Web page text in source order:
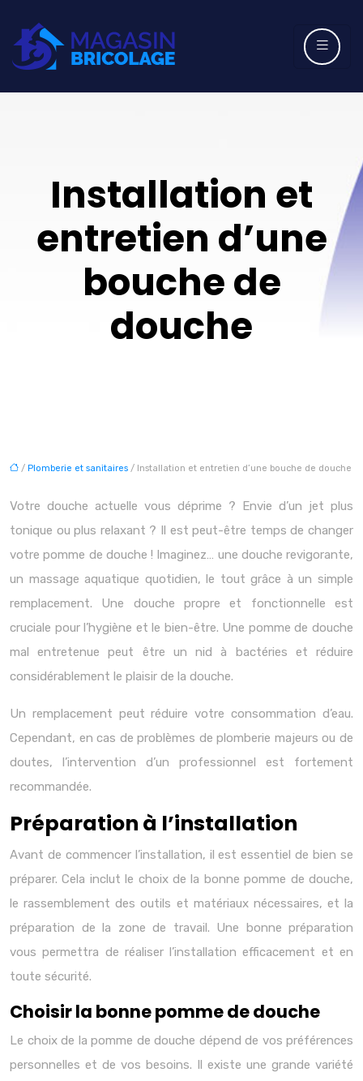
Installation et
entretien d’une
bouche de
douche
/ Plomberie et sanitaires / Installation et entretien d’une bouche de douche
Votre douche actuelle vous déprime ? Envie d’un jet plus
tonique ou plus relaxant ? Il est peut-être temps de changer
votre pomme de douche ! Imaginez… une douche revigorante,
un massage aquatique quotidien, le tout grâce à un simple
remplacement. Une douche propre et fonctionnelle est
cruciale pour l’hygiène et le bien-être. Une pomme de douche
mal entretenue peut être un nid à bactéries et réduire
considérablement le plaisir de la douche.
Un remplacement peut réduire votre consommation d’eau.
Cependant, en cas de problèmes de plomberie majeurs ou de
doutes, l’intervention d’un professionnel est fortement
recommandée.
Préparation à l’installation
Avant de commencer l’installation, il est essentiel de bien se
préparer. Cela inclut le choix de la bonne pomme de douche,
le rassemblement des outils et matériaux nécessaires, et la
préparation de la zone de travail. Une bonne préparation
vous permettra de réaliser l’installation efficacement et en
toute sécurité.
Choisir la bonne pomme de douche
Le choix de la pomme de douche dépend de vos préférences
personnelles et de vos besoins. Il existe une grande variété